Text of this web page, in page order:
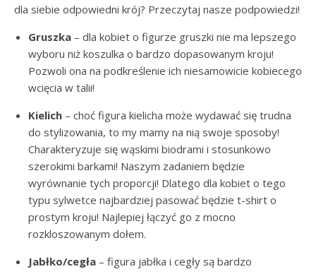
dla siebie odpowiedni krój? Przeczytaj nasze podpowiedzi!
Gruszka – dla kobiet o figurze gruszki nie ma lepszego
wyboru niż koszulka o bardzo dopasowanym kroju!
Pozwoli ona na podkreślenie ich niesamowicie kobiecego
wcięcia w talii!
Kielich – choć figura kielicha może wydawać się trudna
do stylizowania, to my mamy na nią swoje sposoby!
Charakteryzuje się wąskimi biodrami i stosunkowo
szerokimi barkami! Naszym zadaniem będzie
wyrównanie tych proporcji! Dlatego dla kobiet o tego
typu sylwetce najbardziej pasować będzie t-shirt o
prostym kroju! Najlepiej łączyć go z mocno
rozkloszowanym dołem.
Jabłko/cegła – figura jabłka i cegły są bardzo